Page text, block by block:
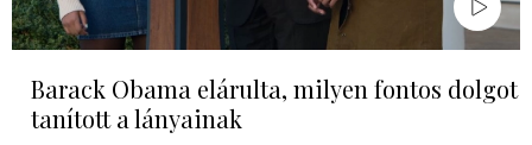
Barack Obama elárulta, milyen fontos dolgot
tanított a lányainak